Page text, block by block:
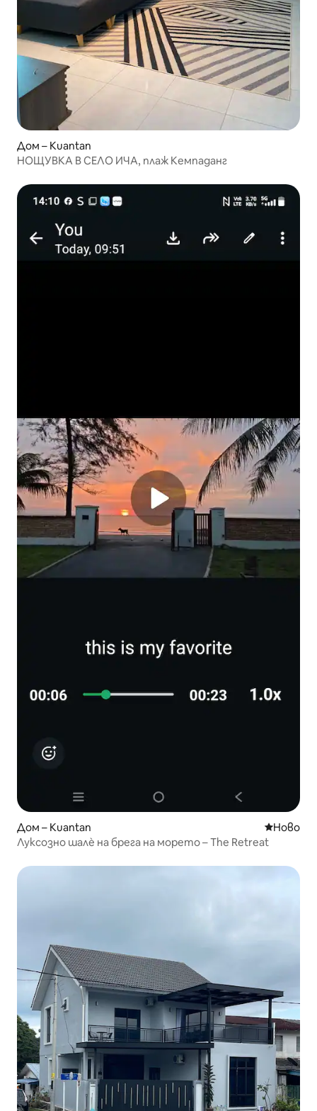
Дом – Kuantan
НОЩУВКА В СЕЛО ИЧА, плаж Кемпаданг
Дом – Kuantan Ново
Ново
Луксозно шалѐ на брега на морето – The Retreat